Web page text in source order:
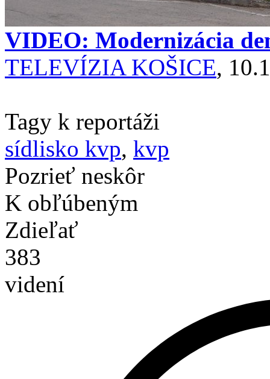
VIDEO: Modernizácia
TELEVÍZIA KOŠICE,
Tagy k reportáži
sídlisko kvp, kvp
Pozrieť neskôr
K obľúbeným
Zdieľať
383
videní